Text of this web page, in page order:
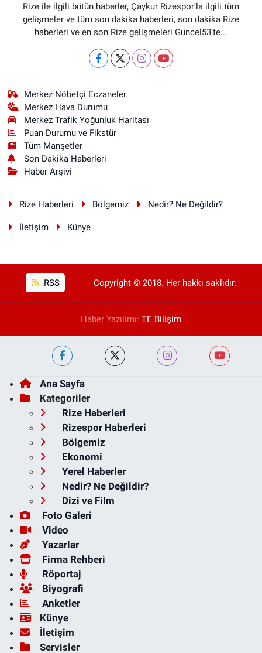
Rize ile ilgili bütün haberler, Çaykur Rizespor'la ilgili tüm
gelişmeler ve tüm son dakika haberleri, son dakika Rize
haberleri ve en son Rize gelişmeleri Güncel53'te...
Merkez Nöbetçi Eczaneler
Merkez Hava Durumu
Merkez Trafik Yoğunluk Haritası
Puan Durumu ve Fikstür
Tüm Manşetler
Son Dakika Haberleri
Haber Arşivi
Rize Haberleri Bölgemiz Nedir? Ne Değildir?
İletişim Künye
RSS Copyright © 2018. Her hakkı saklıdır.
Haber Yazılımı: TE Bilişim
Ana Sayfa
Kategoriler
Rize Haberleri
Rizespor Haberleri
Bölgemiz
Ekonomi
Yerel Haberler
Nedir? Ne Değildir?
Dizi ve Film
Foto Galeri
Video
Yazarlar
Firma Rehberi
Röportaj
Biyografi
Anketler
Künye
İletişim
Servisler